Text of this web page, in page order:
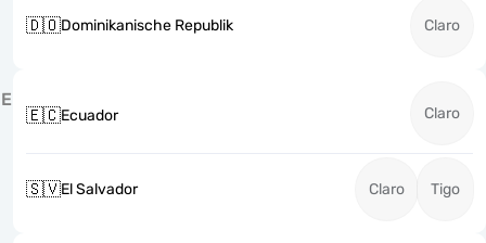
🇩🇴Dominikanische Republik Claro
E
🇪🇨Ecuador Claro
🇸🇻El Salvador Claro Tigo